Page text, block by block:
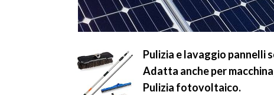
Pulizia e lavaggio
Adatta anche per
Pulizia fotovoltaico.